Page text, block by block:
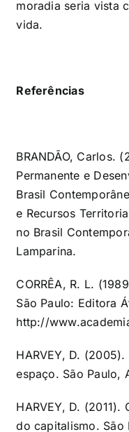
moradia seria vista
vida.
Referências
BRANDÃO, Carlos.
Permanente e
Brasil
e Recursos
no Brasil
Lamparina.
CORRÊA, R. L.
São Paulo: Editora
http://
HARVEY, D.
espaço. São Paulo,
HARVEY, D.
do capitalismo. São